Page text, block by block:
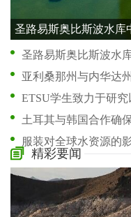
圣路易斯奥比斯波水库
圣路易斯奥比斯波水
亚利桑那州与内华达
土耳其与韩国合作确
服装对全球水资源的
干旱对美国西部水资
研究将伊拉克南部水
所需的降雨量将
精彩要闻